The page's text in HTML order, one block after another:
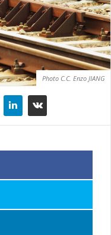
Photo C.C. Enzo JIANG